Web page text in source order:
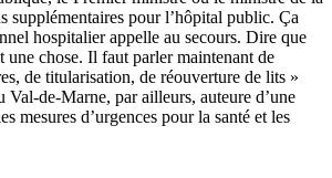
supplémentaires pour l’hôpital public. Ça
hospitalier appelle au secours. Dire que
une chose. Il faut parler maintenant de
de titularisation, de réouverture de lits »
Val-de-Marne, par ailleurs, auteure d’une
mesures d’urgences pour la santé et les